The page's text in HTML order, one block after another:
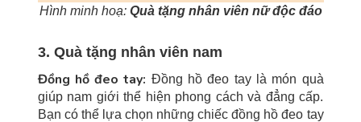
Hình minh hoạ:Quà tặng nhân viên nữ độc đáo
3. Quà tặng nhân viên nam
Đồng hồ đeo tay: Đồng hồ đeo tay là món quà
giúp nam giới thể hiện phong cách và đẳng cấp.
Bạn có thể lựa chọn những chiếc đồng hồ đeo tay